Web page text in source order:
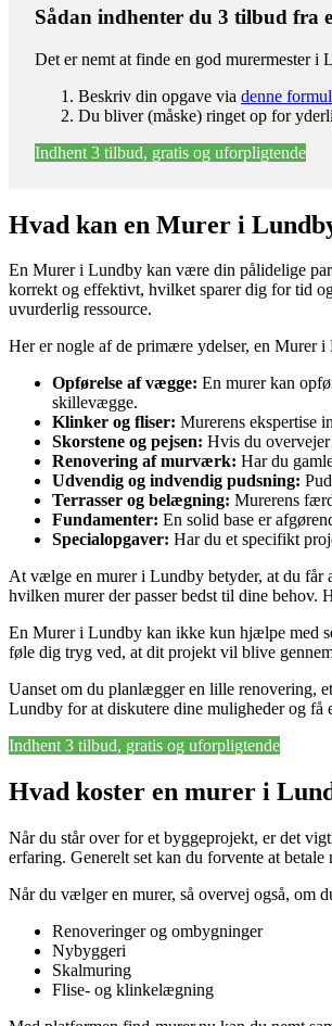
Sådan indhenter du 3 tilbud fra
Det er nemt at finde en god murermester i
Beskriv din opgave via denne
Du bliver (måske) ringet op for
Indhent 3 tilbud, gratis og uforpligtende
Hvad kan en Murer i
En Murer i Lundby kan være din pålidelige
korrekt og effektivt, hvilket sparer dig for tid
uvurderlig ressource.
Her er nogle af de primære ydelser, en Murer
Opførelse af vægge: En murer kan
skillevægge.
Klinker og fliser: Murerens ekspertise
Skorstene og pejsen: Hvis du
Renovering af murværk: Har du
Udvendig og indvendig pudsning:
Terrasser og belægning: Murerens
Fundamenter: En solid base er
Specialopgaver: Har du et specifikt
At vælge en murer i Lundby betyder, at du får
hvilken murer der passer bedst til dine behov.
En Murer i Lundby kan ikke kun hjælpe med
føle dig tryg ved, at dit projekt vil blive
Uanset om du planlægger en lille renovering,
Lundby for at diskutere dine muligheder og få
Indhent 3 tilbud, gratis og uforpligtende
Hvad koster en murer i
Når du står over for et byggeprojekt, er det
erfaring. Generelt set kan du forvente at
Når du vælger en murer, så overvej også, om
Renoveringer og ombygninger
Nybyggeri
Skalmuring
Flise- og klinkelægning